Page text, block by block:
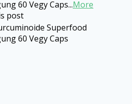
60 Vegy Caps...More
post
Superfood
60 Vegy Caps